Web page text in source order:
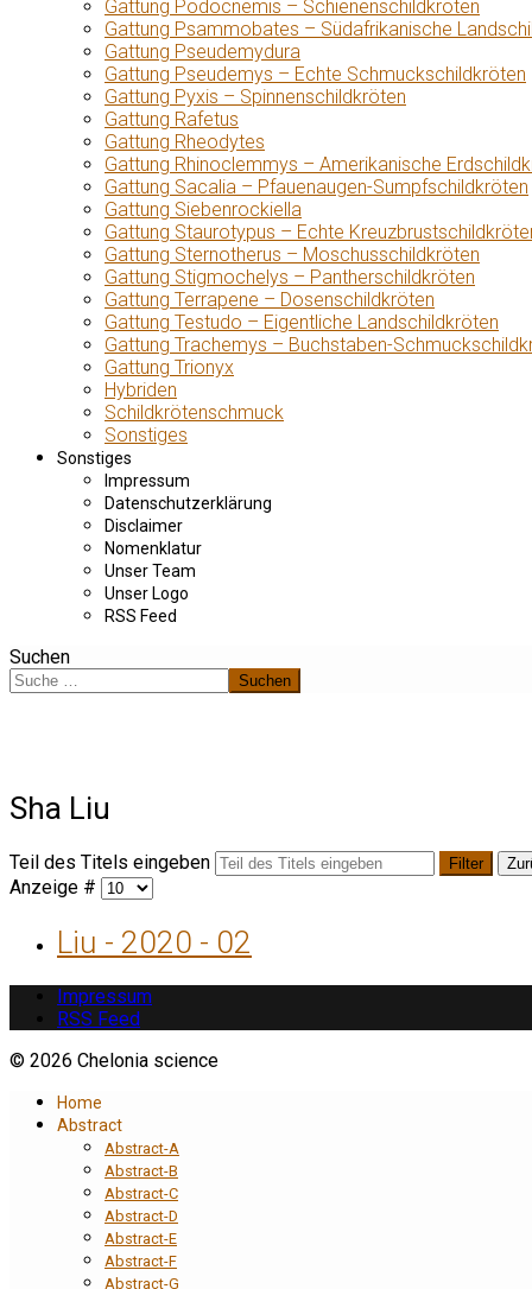
Gattung Podocnemis – Schienenschildkröten
Gattung Psammobates – Südafrikanische
Gattung Pseudemydura
Gattung Pseudemys – Echte Schmuckschildkröten
Gattung Pyxis – Spinnenschildkröten
Gattung Rafetus
Gattung Rheodytes
Gattung Rhinoclemmys – Amerikanische
Gattung Sacalia – Pfauenaugen-Sumpfschildkröten
Gattung Siebenrockiella
Gattung Staurotypus – Echte
Gattung Sternotherus – Moschusschildkröten
Gattung Stigmochelys – Pantherschildkröten
Gattung Terrapene – Dosenschildkröten
Gattung Testudo – Eigentliche Landschildkröten
Gattung Trachemys – Buchstaben-
Gattung Trionyx
Hybriden
Schildkrötenschmuck
Sonstiges
Sonstiges
Impressum
Datenschutzerklärung
Disclaimer
Nomenklatur
Unser Team
Unser Logo
RSS Feed
Suchen
Suchen
Sha Liu
Teil des Titels eingeben Filter
Anzeige #
Liu - 2020 - 02
Impressum
RSS Feed
© 2026 Chelonia science
Home
Abstract
Abstract-A
Abstract-B
Abstract-C
Abstract-D
Abstract-E
Abstract-F
Abstract-G